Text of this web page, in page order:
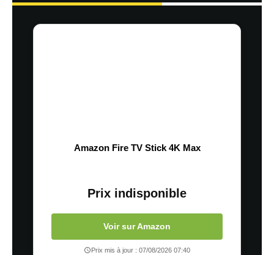
Amazon Fire TV Stick 4K Max
Prix indisponible
Voir sur Amazon
Prix mis à jour : 07/08/2026 07:40